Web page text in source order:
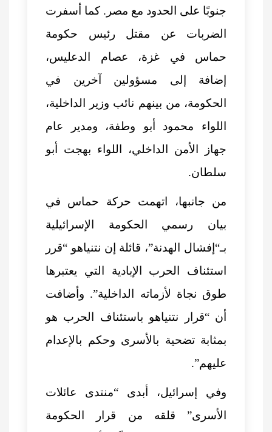
جنوبًا على الحدود مع مصر. كما أسفرت
الضربات عن مقتل رئيس حكومة
حماس في غزة، عصام الدعليس،
إضافة إلى مسؤولين آخرين في
الحكومة، من بينهم نائب وزير الداخلية،
اللواء محمود أبو وطفة، ومدير عام
جهاز الأمن الداخلي، اللواء بهجت أبو
سلطان.
من جانبها، اتهمت حركة حماس في
بيان رسمي الحكومة الإسرائيلية
بـ“إفشال الهدنة”، قائلة إن نتنياهو “قرر
استئناف الحرب الإبادية التي يعتبرها
طوق نجاة لأزماته الداخلية”. وأضافت
أن “قرار نتنياهو باستئناف الحرب هو
بمثابة تضحية بالأسرى وحكم بالإعدام
عليهم”.
وفي إسرائيل، أبدى “منتدى عائلات
الأسرى” قلقه من قرار الحكومة